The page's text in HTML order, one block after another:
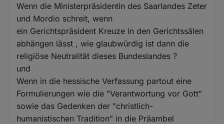
Wenn die Ministerpräsidentin des Saarlandes Zeter
und Mordio schreit, wenn
ein Gerichtspräsident Kreuze in den Gerichtssälen
abhängen lässt , wie glaubwürdig ist dann die
religiöse Neutralität dieses Bundeslandes ?
und
Wenn in die hessische Verfassung partout eine
Formulierungen wie die "Verantwortung vor Gott"
sowie das Gedenken der "christlich-
humanistischen Tradition" in die Präambel